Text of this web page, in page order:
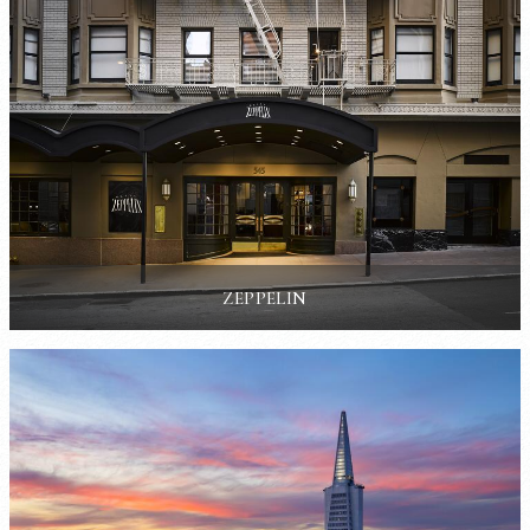
ZEPPELIN